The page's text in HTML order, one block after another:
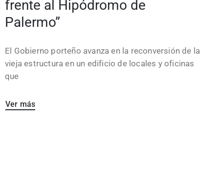
frente al Hipódromo de
Palermo”
El Gobierno porteño avanza en la reconversión de la
vieja estructura en un edificio de locales y oficinas
que
Ver más